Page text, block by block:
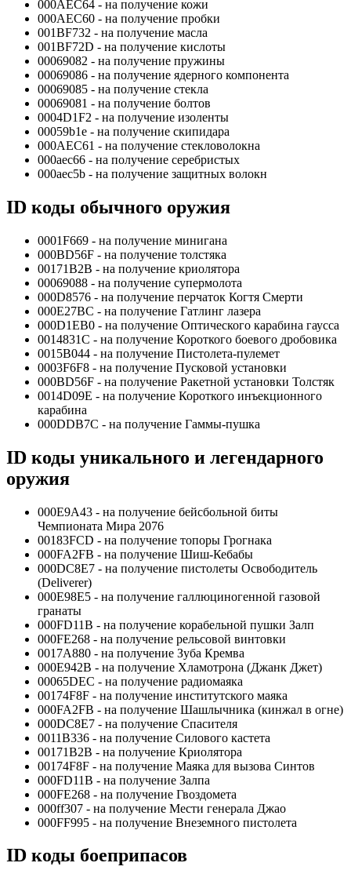
000AEC64 - на получение кожи
000AEC60 - на получение пробки
001BF732 - на получение масла
001BF72D - на получение кислоты
00069082 - на получение пружины
00069086 - на получение ядерного компонента
00069085 - на получение стекла
00069081 - на получение болтов
0004D1F2 - на получение изоленты
00059b1e - на получение скипидара
000AEC61 - на получение стекловолокна
000aec66 - на получение серебристых
000aec5b - на получение защитных волокн
ID коды обычного оружия
0001F669 - на получение минигана
000BD56F - на получение толстяка
00171B2B - на получение криолятора
00069088 - на получение супермолота
000D8576 - на получение перчаток Когтя Смерти
000Е27ВС - на получение Гатлинг лазера
000D1EB0 - на получение Оптического карабина гаусса
0014831С - на получение Короткого боевого дробовика
0015В044 - на получение Пистолета-пулемет
0003F6F8 - на получение Пусковой установки
000BD56F - на получение Ракетной установки Толстяк
0014D09E - на получение Короткого инъекционного
карабина
000DDB7С - на получение Гаммы-пушка
ID коды уникального и легендарного
оружия
000E9A43 - на получение бейсбольной биты
Чемпионата Мира 2076
00183FCD - на получение топоры Грогнака
000FA2FB - на получение Шиш-Кебабы
000DC8E7 - на получение пистолеты Освободитель
(Deliverer)
000E98E5 - на получение галлюциногенной газовой
гранаты
000FD11B - на получение корабельной пушки Залп
000FE268 - на получение рельсовой винтовки
0017A880 - на получение Зуба Кремва
000E942B - на получение Хламотрона (Джанк Джет)
00065DEC - на получение радиомаяка
00174F8F - на получение институтского маяка
000FA2FB - на получение Шашлычника (кинжал в огне)
000DC8E7 - на получение Спасителя
0011B336 - на получение Силового кастета
00171B2B - на получение Криолятора
00174F8F - на получение Маяка для вызова Синтов
000FD11B - на получение Залпа
000FE268 - на получение Гвоздомета
000ff307 - на получение Мести генерала Джао
000FF995 - на получение Внеземного пистолета
ID коды боеприпасов